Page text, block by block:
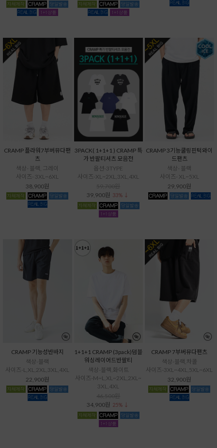
CRAMP 플라워7부버뮤다팬
츠
색상- 블랙, 그레이
사이즈- 3XL~6XL
38,900원
3PACK( 1+1+1 ) CRAMP 특
가 반팔티셔츠 모음전
옵션-3TYPE
사이즈-XL~2XL,3XL,4XL
39,900원 33% ↓
CRAMP 3기능쿨링핀턱와이
드팬츠
색상- 블랙
사이즈- XL~5XL
29,900원
CRAMP 기능성반바지
색상-블랙
사이즈-L,XL,2XL,3XL,4XL
22,900원
1+1+1 CRAMP (3pack)덤블
워싱레이어드반팔티
색상-블랙,화이트
사이즈-M~L,XL~2XL,2XL~
3XL,4XL
34,900원 25% ↓
CRAMP 7부버뮤다팬츠
색상-블랙,차콜
사이즈-3XL~4XL,5XL~6XL
32,900원